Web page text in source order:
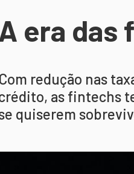
A era das
Com redução nas
as fintechs
quiserem